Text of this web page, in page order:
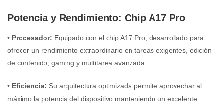
Potencia y Rendimiento: Chip A17 Pro
• Procesador: Equipado con el chip A17 Pro, desarrollado para
ofrecer un rendimiento extraordinario en tareas exigentes, edición
de contenido, gaming y multitarea avanzada.
• Eficiencia: Su arquitectura optimizada permite aprovechar al
máximo la potencia del dispositivo manteniendo un excelente